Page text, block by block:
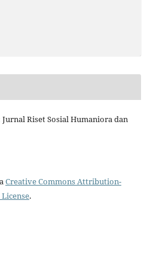
Riset Sosial Humaniora dan
Creative Commons Attribution-
.